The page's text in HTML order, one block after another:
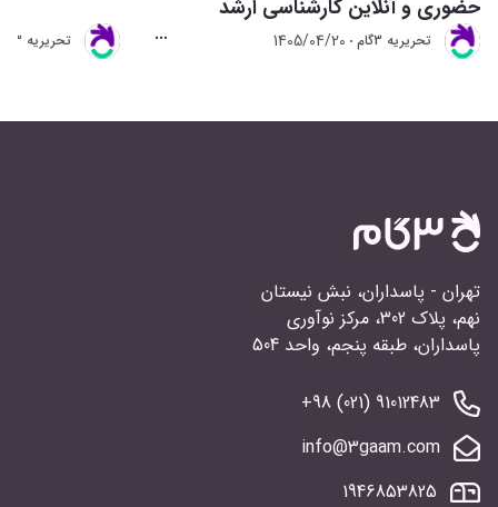
حضوری و آنلاین کارشناسی ارشد
تحريريه 3گام 1405/04/20 تحريريه 3گام
تهران - پاسداران، نبش نیستان
نهم، پلاک 302، مرکز نوآوری
پاسداران، طبقه پنجم، واحد 504
91012483 (021) 98+
info@3gaam.com
1946853825